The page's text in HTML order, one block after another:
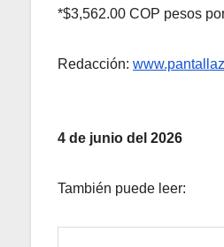
*$3,562.00 COP pesos
Redacción:
4 de junio del 2026
También puede leer: